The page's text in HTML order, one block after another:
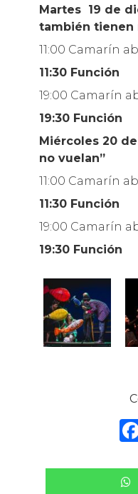
Martes 19 de
también tienen
11:00 Camarín
11:30 Función
19:00 Camarín
19:30 Función
Miércoles 20
no vuelan”
11:00 Camarín
11:30 Función
19:00 Camarín
19:30 Función